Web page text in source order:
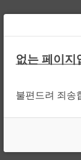
없는 페이지
불편드려 죄송